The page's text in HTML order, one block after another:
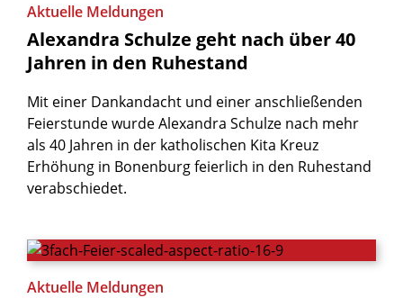
Aktuelle Meldungen
Alexandra Schulze geht nach über40
Jahren in den Ruhestand
Mit einer Dankandacht und einer anschließenden
Feierstunde wurde Alexandra Schulze nach mehr
als 40 Jahren in der katholischen Kita Kreuz
Erhöhung in Bonenburg feierlich in den Ruhestand
verabschiedet.
Aktuelle Meldungen